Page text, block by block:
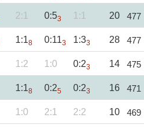
2:1 0:53 1:1 20 477
1:18 0:113 1:33 28 477
1:2 1:0 0:23 14 475
1:18 0:25 0:23 16 471
1:0 2:1 2:2 10 469